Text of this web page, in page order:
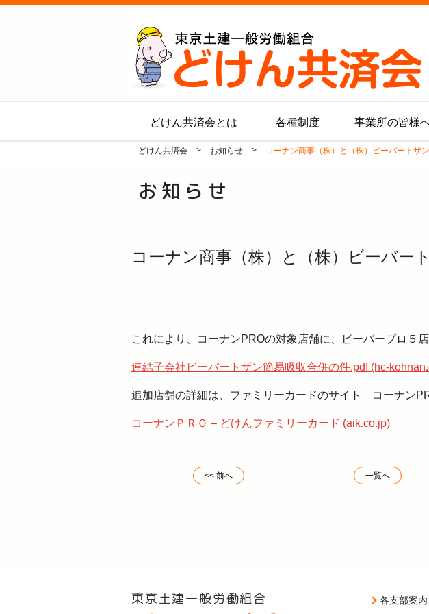
どけん共済会とは 各種制度 事業所の皆様
どけん共済会 > お知らせ > コーナン商事（株）と（株）ビーバートザ
お知らせ
コーナン商事（株）と（株）ビーバー
これにより、コーナンPROの対象店舗に、ビーバープロ５
連結子会社ビーバートザン簡易吸収合併の件.pdf (hc-
追加店舗の詳細は、ファミリーカードのサイト コーナン
コーナンＰＲＯ – どけんファミリーカード (aik.co.jp)
<< 前へ 一覧へ
東京土建一般労働組合 各支部案内